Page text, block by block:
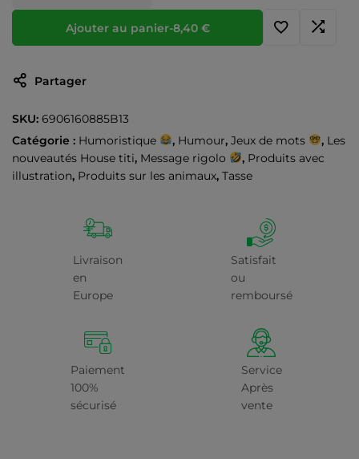
Ajouter au panier-8,40 €
Partager
SKU: 6906160885B13
Catégorie : Humoristique , Humour, Jeux de mots , Les
nouveautés House titi, Message rigolo , Produits avec
illustration, Produits sur les animaux, Tasse
Livraison
en
Europe
Satisfait
ou
remboursé
Paiement
100%
sécurisé
Service
Après
vente